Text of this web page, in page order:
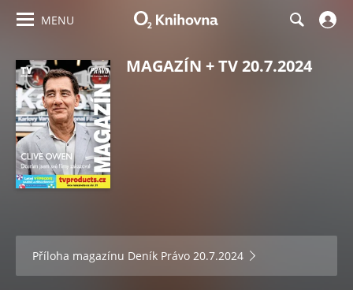
MENU
MAGAZÍN + TV 20.7.2024
Příloha magazínu Deník Právo 20.7.2024